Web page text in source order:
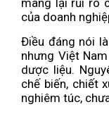
của doanh
Điều đáng nói
nhưng Việt
dược liệu.
chế biến, chiết
nghiêm túc,